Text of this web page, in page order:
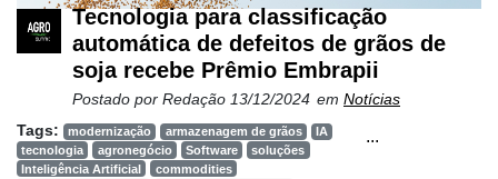
Way
Consulting
Manager
CHB
Tecnologia para classificação
automática de defeitos de grãos de
soja recebe Prêmio Embrapii
Postado por Redação 13/12/2024 em Notícias
...
Tags: modernização armazenagem de grãos
IA
tecnologia
agronegócio Software
soluções
Inteligência Artificial
commodities